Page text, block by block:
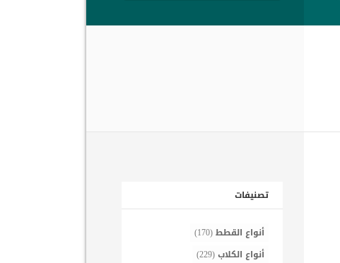
تصنيفات
أنواع القطط(170)
أنواع الكلاب(229)